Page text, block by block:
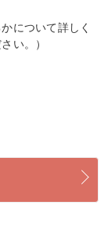
について詳しく
い。）